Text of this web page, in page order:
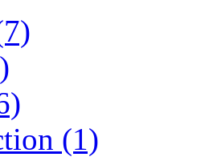
(1)